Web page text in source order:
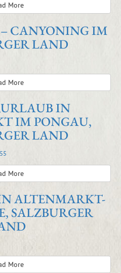
More
CANYONING IM
LAND
More
IN
IM PONGAU,
LAND
More
ALTENMARKT-
SALZBURGER
More